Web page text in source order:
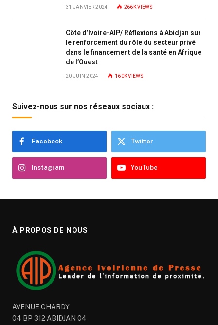
31 JANVIER 2024 266KVIEWS
Côte d’Ivoire-AIP/ Réflexions à Abidjan sur
le renforcement du rôle du secteur privé
dans le financement de la santé en Afrique
de l’Ouest
20 JUIN 2024 160KVIEWS
Suivez-nous sur nos réseaux sociaux :
Facebook Twitter
Instagram YouTube
À PROPOS DE NOUS
AVENUE CHARDY
04 BP 312 ABIDJAN 04